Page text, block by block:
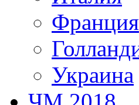
Франция
Украина